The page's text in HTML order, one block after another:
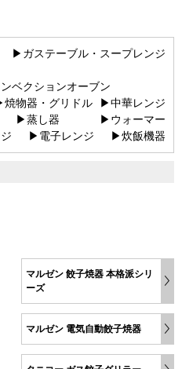
▶ガステーブル・スープレンジ
ベクションオーブン
物器・グリドル
▶中華レンジ
▶蒸し器
▶ウォーマー
▶電子レンジ ▶炊飯機器
マルゼン 餃子焼器 本格派シリ
ーズ
マルゼン 電気自動餃子焼器